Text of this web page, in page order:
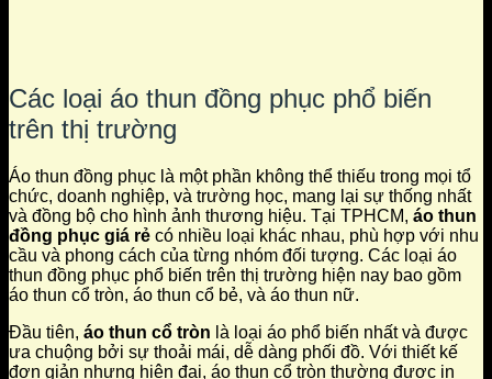
Các loại áo thun đồng phục phổ biến
trên thị trường
Áo thun đồng phục là một phần không thể thiếu trong mọi tổ
chức, doanh nghiệp, và trường học, mang lại sự thống nhất
và đồng bộ cho hình ảnh thương hiệu. Tại TPHCM, áo thun
đồng phục giá rẻ có nhiều loại khác nhau, phù hợp với nhu
cầu và phong cách của từng nhóm đối tượng. Các loại áo
thun đồng phục phổ biến trên thị trường hiện nay bao gồm
áo thun cổ tròn, áo thun cổ bẻ, và áo thun nữ.
Đầu tiên, áo thun cổ tròn là loại áo phổ biến nhất và được
ưa chuộng bởi sự thoải mái, dễ dàng phối đồ. Với thiết kế
đơn giản nhưng hiện đại, áo thun cổ tròn thường được in